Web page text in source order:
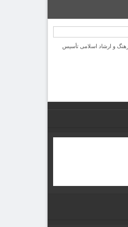
فرهنگ و ارشاد اسلامی تأسیس